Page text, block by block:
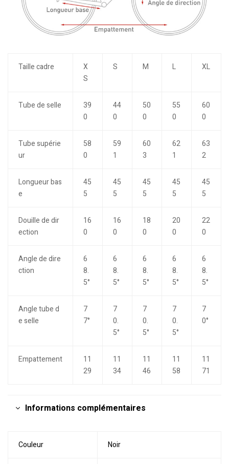
Taille cadre
X
S
S M L XL
Tube de selle
39
0
44
0
50
0
55
0
60
0
Tube supérie
ur
58
0
59
1
60
3
62
1
63
2
Longueur bas
e
45
5
45
5
45
5
45
5
45
5
Douille de dir
ection
16
0
16
0
18
0
20
0
22
0
Angle de dire
ction
6
8.
5°
6
8.
5°
6
8.
5°
6
8.
5°
6
8.
5°
Angle tube d
e selle
7
7°
7
0.
5°
7
0.
5°
7
0.
5°
7
0°
Empattement
11
29
11
34
11
46
11
58
11
71
Informations complémentaires
Couleur Noir